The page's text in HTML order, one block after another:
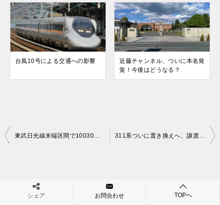
台風10号による交通への影響
近藤チャンネル、ついに本名発
覚！今後はどうなる？
投
東武日光線末端区間で10030系代走実現！ 311系ついに置き換えへ、譲渡先はどこに？
シェア お問合わせ TOPへ